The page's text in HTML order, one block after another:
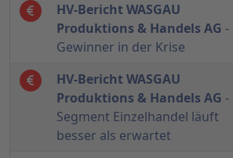
HV-Bericht WASGAU
Produktions & Handels AG -
Gewinner in der Krise
HV-Bericht WASGAU
Produktions & Handels AG -
Segment Einzelhandel läuft
besser als erwartet